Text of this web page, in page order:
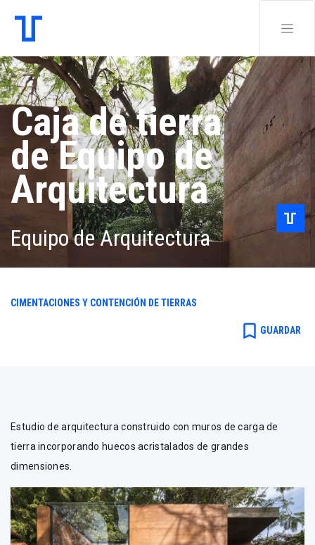
Caja de tierra
de Equipo de
Arquitectura
Equipo de Arquitectura
CIMENTACIONES Y CONTENCIÓN DE TIERRAS
bookmark_border GUARDAR
Estudio de arquitectura construido con muros de carga de
tierra incorporando huecos acristalados de grandes
dimensiones.